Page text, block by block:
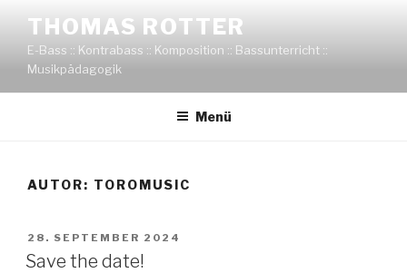
springen
THOMAS ROTTER
E-Bass :: Kontrabass :: Komposition :: Bassunterricht ::
Musikpädagogik
Menü
AUTOR: TOROMUSIC
VERÖFFENTLICHT
AM
28. SEPTEMBER 2024
Save the date!